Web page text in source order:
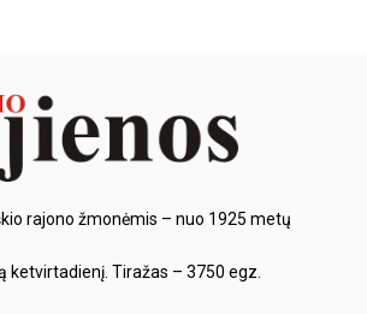
rajono žmonėmis – nuo 1925 metų
ketvirtadienį. Tiražas – 3750 egz.